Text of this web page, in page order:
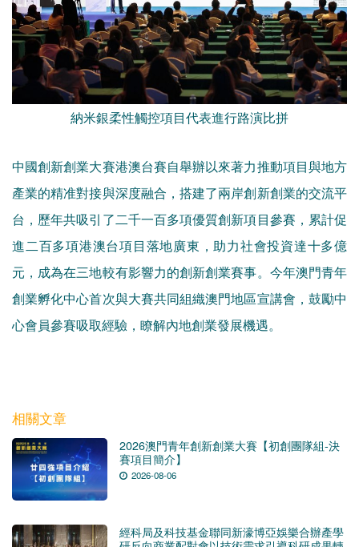
納米銀柔性觸控項目代表進行路演比拼
中國創新創業大賽港澳台賽自舉辦以來著力推動項目與地方
產業的精准對接與深度融合，搭建了兩岸創新創業的交流平
台，歷年共吸引了二千一百多項優質創新項目參賽，累計促
進二百多項港澳台項目落地廣東，助力社會投資達十多億
元，成為在三地較有影響力的創新創業賽事。今年澳門青年
創業孵化中心首次與大賽共同組織澳門地區宣講會，鼓勵中
心會員參賽吸取經驗，瞭解內地創業發展機遇。
相關文章
2026澳門青年創新創業大賽【初創團隊組-決
賽項目簡介】
2026-08-06
經科局及科技基金聯同新濠博亞娛樂合辦產學